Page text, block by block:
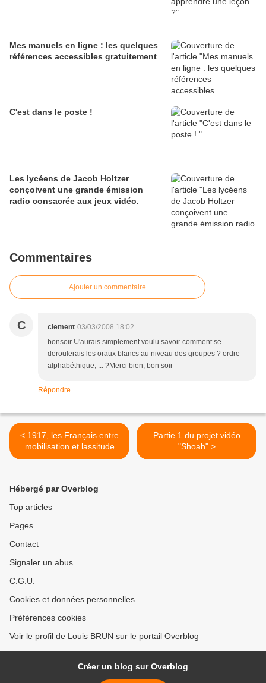
Mes manuels en ligne : les quelques
références accessibles gratuitement
C'est dans le poste !
Les lycéens de Jacob Holtzer
conçoivent une grande émission
radio consacrée aux jeux vidéo.
Commentaires
Ajouter un commentaire
C clement 03/03/2008 18:02
bonsoir !J'aurais simplement voulu savoir comment se
deroulerais les oraux blancs au niveau des groupes ? ordre
alphabéthique, ... ?Merci bien, bon soir
Répondre
< 1917, les Français entre
mobilisation et lassitude
Partie 1 du projet vidéo
"Shoah" >
Hébergé par Overblog
Top articles
Pages
Contact
Signaler un abus
C.G.U.
Cookies et données personnelles
Préférences cookies
Voir le profil de Louis BRUN sur le portail Overblog
Créer un blog sur Overblog